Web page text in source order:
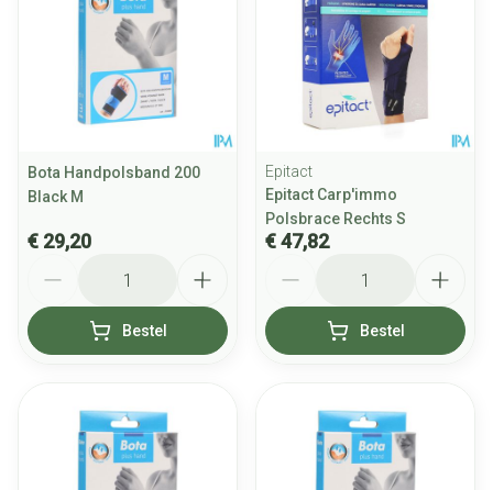
Bota Handpolsband 200
Black M
€ 29,20
Bestel
Epitact
Epitact Carp'immo
Polsbrace Rechts S
€ 47,82
Bestel